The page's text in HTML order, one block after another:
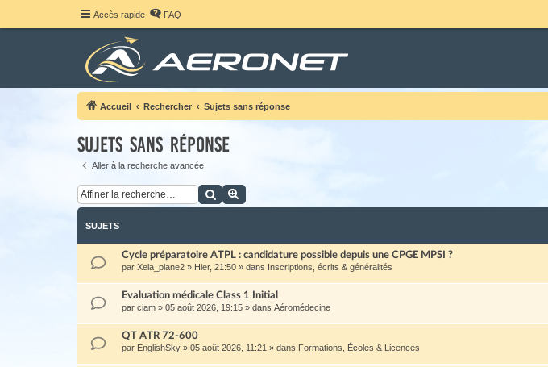
Accès rapide FAQ
Accueil Rechercher Sujets sans réponse
Sujets sans réponse
Aller à la recherche avancée
Rechercher
SUJETS
Cycle préparatoire ATPL : candidature possible depuis une CPGE MPSI ?
par Xela_plane2 » Hier, 21:50 » dans Inscriptions, écrits & généralités
Evaluation médicale Class 1 Initial
par ciam » 05 août 2026, 19:15 » dans Aéromédecine
QT ATR 72-600
par EnglishSky » 05 août 2026, 11:21 » dans Formations, Écoles & Licences